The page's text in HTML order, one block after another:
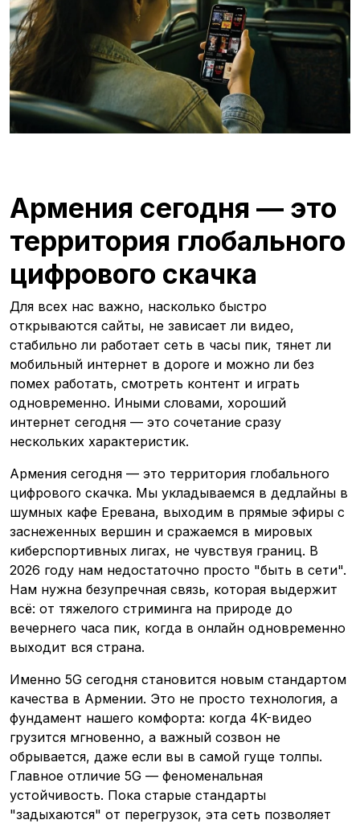
Армения сегодня — это
территория глобального
цифрового скачка
Для всех нас важно, насколько быстро
открываются сайты, не зависает ли видео,
стабильно ли работает сеть в часы пик, тянет ли
мобильный интернет в дороге и можно ли без
помех работать, смотреть контент и играть
одновременно. Иными словами, хороший
интернет сегодня — это сочетание сразу
нескольких характеристик.
Армения сегодня — это территория глобального
цифрового скачка. Мы укладываемся в дедлайны в
шумных кафе Еревана, выходим в прямые эфиры с
заснеженных вершин и сражаемся в мировых
киберспортивных лигах, не чувствуя границ. В
2026 году нам недостаточно просто "быть в сети".
Нам нужна безупречная связь, которая выдержит
всё: от тяжелого стриминга на природе до
вечернего часа пик, когда в онлайн одновременно
выходит вся страна.
Именно 5G сегодня становится новым стандартом
качества в Армении. Это не просто технология, а
фундамент нашего комфорта: когда 4K-видео
грузится мгновенно, а важный созвон не
обрывается, даже если вы в самой гуще толпы.
Главное отличие 5G — феноменальная
устойчивость. Пока старые стандарты
"задыхаются" от перегрузок, эта сеть позволяет